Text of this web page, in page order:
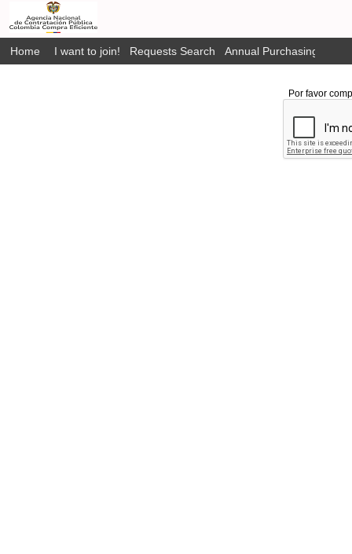
Home I want to join! Requests Search Annual Purchasing Plan
Por favor